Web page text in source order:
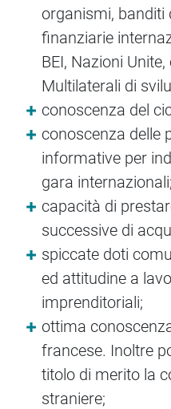
organismi, banditi
finanziarie
BEI, Nazioni
Multilaterali di
conoscenza del
conoscenza delle
informative per
gara internazionali;
capacità di
successive di
spiccate doti
ed attitudine a
imprenditoriali;
ottima
francese. Inoltre
titolo di merito la
straniere;